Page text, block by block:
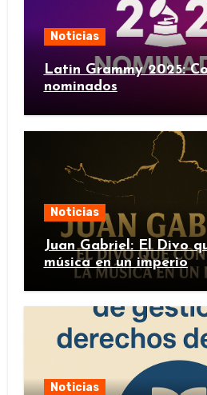
Noticias
Latin Grammy 2025:
nominados
Noticias
Juan Gabriel: El Divo
música en un imperio
Noticias